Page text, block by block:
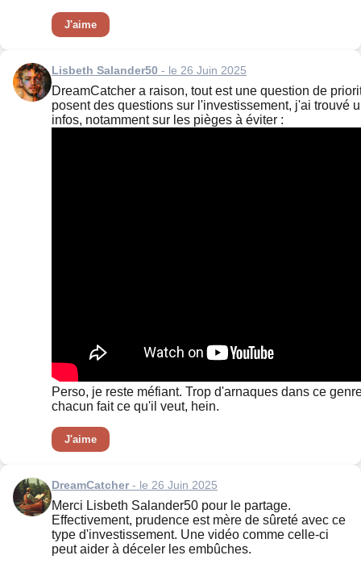
J'aime
Lisbeth Salander50 - le 26 Juin 2025
DreamCatcher a raison, tout est une question de
posent des questions sur l'investissement, j'ai trouvé
infos, notamment sur les pièges à éviter :
Perso, je reste méfiant. Trop d'arnaques dans ce
chacun fait ce qu'il veut, hein.
J'aime
DreamCatcher- le 26 Juin 2025
Merci Lisbeth Salander50 pour le partage.
Effectivement, prudence est mère de sûreté avec ce
type d'investissement. Une vidéo comme celle-ci
peut aider à déceler les embûches.